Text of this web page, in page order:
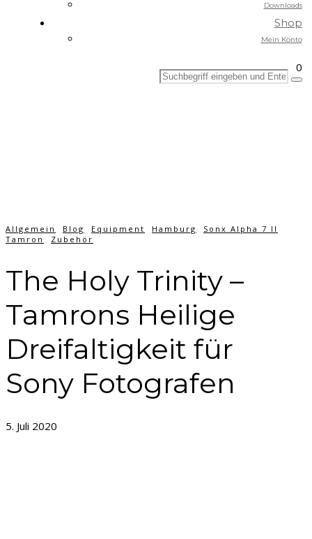
Downloads
Shop
Mein Konto
0
Allgemein Blog Equipment Hamburg
Sonx Alpha 7 II
Tamron
Zubehör
The Holy Trinity –
Tamrons Heilige
Dreifaltigkeit für
Sony Fotografen
5. Juli 2020